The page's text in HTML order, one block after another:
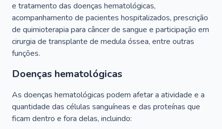
e tratamento das doenças hematológicas,
acompanhamento de pacientes hospitalizados, prescrição
de quimioterapia para câncer de sangue e participação em
cirurgia de transplante de medula óssea, entre outras
funções.
Doenças hematológicas
As doenças hematológicas podem afetar a atividade e a
quantidade das células sanguíneas e das proteínas que
ficam dentro e fora delas, incluindo: